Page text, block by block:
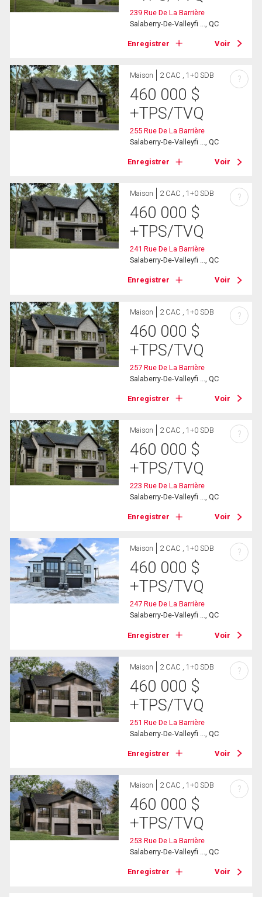
239 Rue De La Barrière
Salaberry-De-Valleyfi ..., QC
Enregistrer Voir
Maison 2 CAC , 1+0 SDB
460 000 $
+TPS/TVQ
255 Rue De La Barrière
Salaberry-De-Valleyfi ..., QC
Enregistrer Voir
?
Maison 2 CAC , 1+0 SDB
460 000 $
+TPS/TVQ
241 Rue De La Barrière
Salaberry-De-Valleyfi ..., QC
Enregistrer Voir
?
Maison 2 CAC , 1+0 SDB
460 000 $
+TPS/TVQ
257 Rue De La Barrière
Salaberry-De-Valleyfi ..., QC
Enregistrer Voir
?
Maison 2 CAC , 1+0 SDB
460 000 $
+TPS/TVQ
223 Rue De La Barrière
Salaberry-De-Valleyfi ..., QC
Enregistrer Voir
?
Maison 2 CAC , 1+0 SDB
460 000 $
+TPS/TVQ
247 Rue De La Barrière
Salaberry-De-Valleyfi ..., QC
Enregistrer Voir
?
Maison 2 CAC , 1+0 SDB
460 000 $
+TPS/TVQ
251 Rue De La Barrière
Salaberry-De-Valleyfi ..., QC
Enregistrer Voir
?
Maison 2 CAC , 1+0 SDB
460 000 $
+TPS/TVQ
253 Rue De La Barrière
Salaberry-De-Valleyfi ..., QC
Enregistrer Voir
?